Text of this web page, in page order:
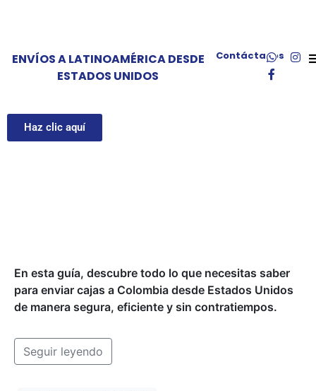
ENVÍOS A LATINOAMÉRICA DESDE
ESTADOS UNIDOS
Contáctanos
Haz clic aquí
desde USA: Guía
Completa
En esta guía, descubre todo lo que necesitas saber
para enviar cajas a Colombia desde Estados Unidos
de manera segura, eficiente y sin contratiempos.
Seguir leyendo